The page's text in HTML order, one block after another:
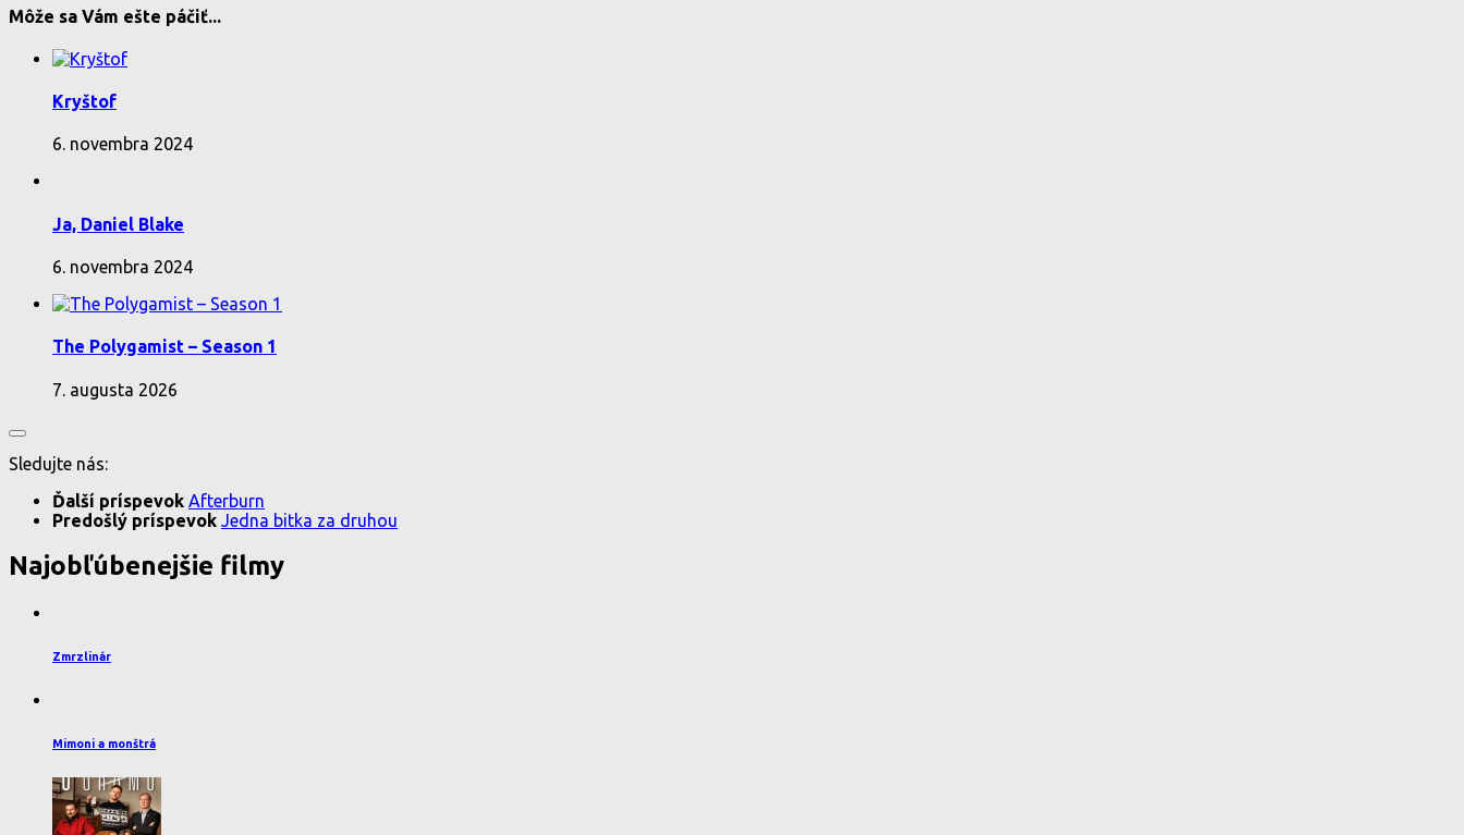
Môže sa Vám ešte páčiť...
Kryštof
6. novembra 2024
Ja, Daniel Blake
6. novembra 2024
The Polygamist – Season 1
7. augusta 2026
Sledujte nás:
Ďalší príspevok Afterburn
Predošlý príspevok Jedna bitka za druhou
Najobľúbenejšie filmy
Zmrzlinár
Mimoni a monštrá